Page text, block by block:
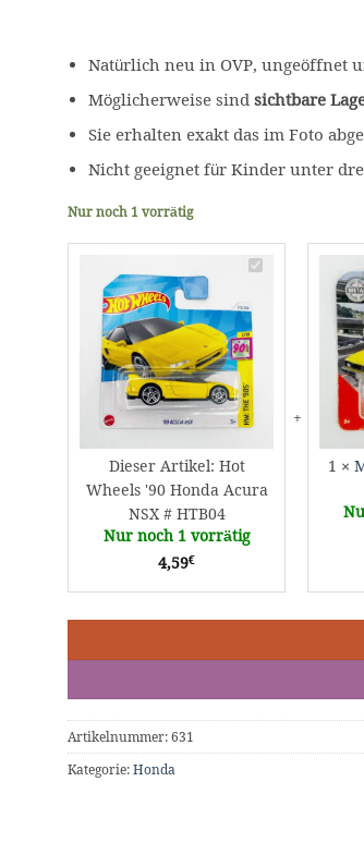
Natürlich neu in OVP, ungeöffnet
Möglicherweise sindsichtbare
Sie erhalten exakt das im Foto
Nicht geeignet für Kinder unter
Nur noch 1 vorrätig
Hot
'90
Honda
Acura
#
HTB04
Dieser Artikel: Hot
Wheels '90 Honda Acura
NSX # HTB04
Nur noch 1 vorrätig
4,59€
1 ×
Artikelnummer: 631
Kategorie: Honda